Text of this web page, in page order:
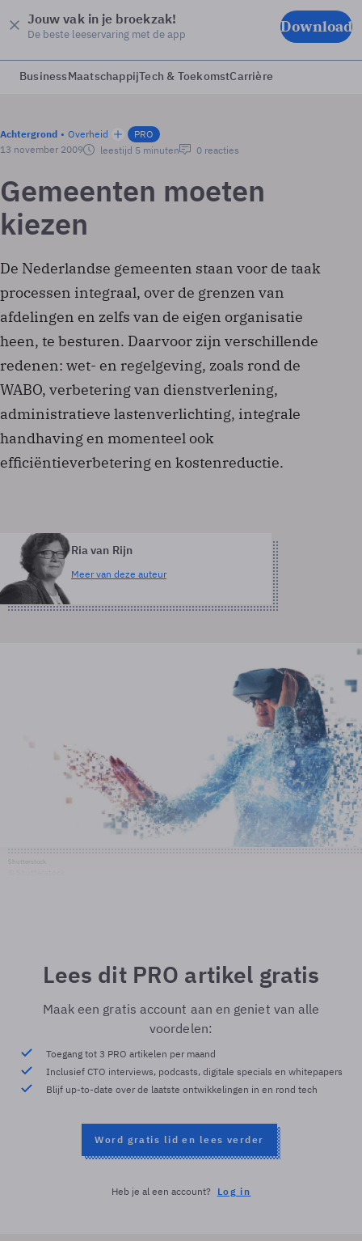
Jouw vak in je broekzak!
De beste leeservaring met de app Download
BusinessMaatschappijTech & ToekomstCarrière
Achtergrond Overheid
PRO
13 november 2009
leestijd 5 minuten 0 reacties
Gemeenten moeten
kiezen
De Nederlandse gemeenten staan voor de taak
processen integraal, over de grenzen van
afdelingen en zelfs van de eigen organisatie
heen, te besturen. Daarvoor zijn verschillende
redenen: wet- en regelgeving, zoals rond de
WABO, verbetering van dienstverlening,
administratieve lastenverlichting, integrale
handhaving en momenteel ook
efficiëntieverbetering en kostenreductie.
Ria van Rijn
Meer van deze auteur
Lees dit PRO artikel gratis
Maak een gratis account aan en geniet van alle
voordelen:
Toegang tot 3 PRO artikelen per maand
Inclusief CTO interviews, podcasts, digitale specials en whitepapers
Blijf up-to-date over de laatste ontwikkelingen in en rond tech
Word gratis lid en lees verder
Heb je al een account? Log in